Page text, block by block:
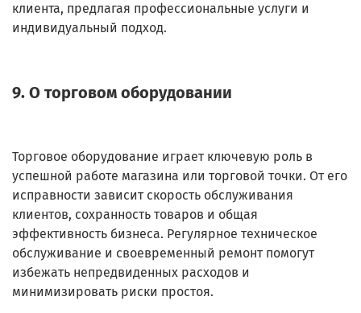
клиента, предлагая профессиональные услуги и
индивидуальный подход.
9. О торговом оборудовании
Торговое оборудование играет ключевую роль в
успешной работе магазина или торговой точки. От его
исправности зависит скорость обслуживания
клиентов, сохранность товаров и общая
эффективность бизнеса. Регулярное техническое
обслуживание и своевременный ремонт помогут
избежать непредвиденных расходов и
минимизировать риски простоя.